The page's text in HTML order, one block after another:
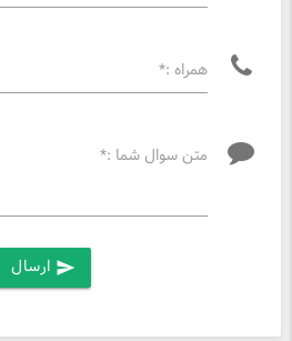
همراه :*
متن سوال شما :*
send